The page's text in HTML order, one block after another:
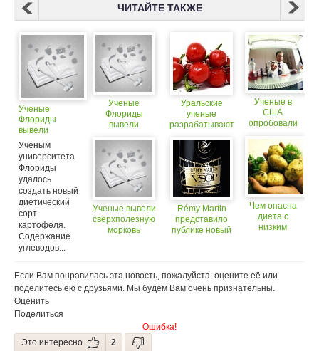
ЧИТАЙТЕ ТАКЖЕ
Ученые
Флориды
вывели
диетический
сорт
картофеля
Ученым
университета
Флориды
удалось
создать новый
диетический
сорт
картофеля.
Содержание
углеводов...
Ученые
Флориды
вывели
Ученые вывели
сверхполезную
морковь
Уральские
ученые
разрабатывают
томатов
Rémy Martin
представило
публике новый
Ученые в
США
опробовали
способ
лечения
различных
видов рака
Чем опасна
диета с
низким
Если Вам понравилась эта новость, пожалуйста, оцените её или
поделитесь ею с друзьями. Мы будем Вам очень признательны.
Оценить
Поделиться
Ошибка!
Это интересно
2